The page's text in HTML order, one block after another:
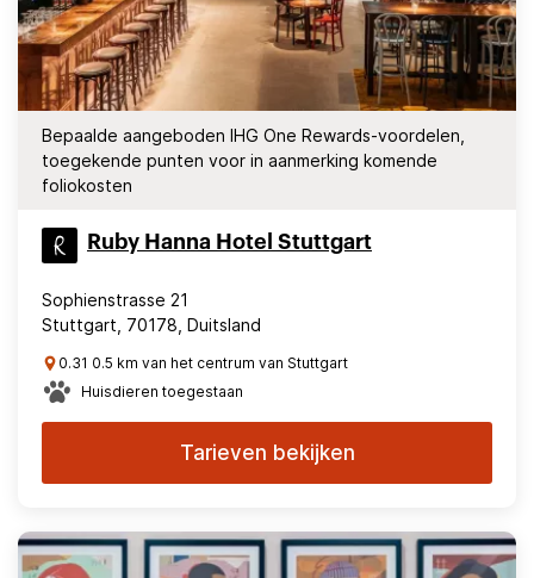
Bepaalde aangeboden IHG One Rewards-voordelen,
toegekende punten voor in aanmerking komende
foliokosten
Ruby Hanna Hotel Stuttgart
Sophienstrasse 21
Stuttgart, 70178, Duitsland
0.31 0.5 km van het centrum van Stuttgart
Huisdieren toegestaan
Tarieven bekijken